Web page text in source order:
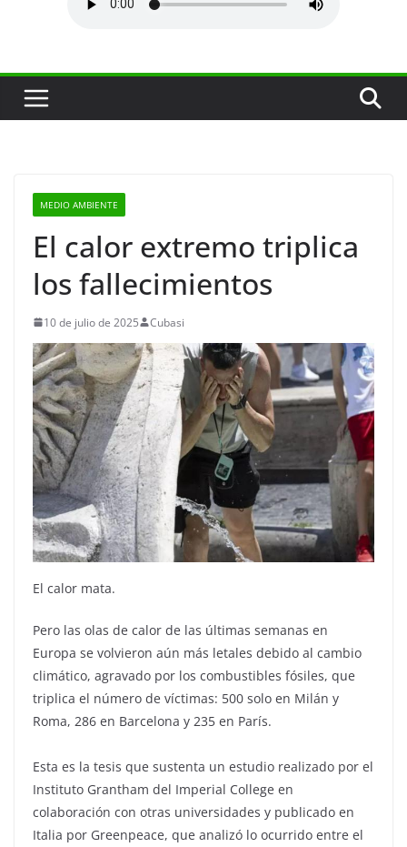
MEDIO AMBIENTE
El calor extremo triplica
los fallecimientos
10 de julio de 2025 Cubasi
El calor mata.
Pero las olas de calor de las últimas semanas en
Europa se volvieron aún más letales debido al cambio
climático, agravado por los combustibles fósiles, que
triplica el número de víctimas: 500 solo en Milán y
Roma, 286 en Barcelona y 235 en París.
Esta es la tesis que sustenta un estudio realizado por el
Instituto Grantham del Imperial College en
colaboración con otras universidades y publicado en
Italia por Greenpeace, que analizó lo ocurrido entre el